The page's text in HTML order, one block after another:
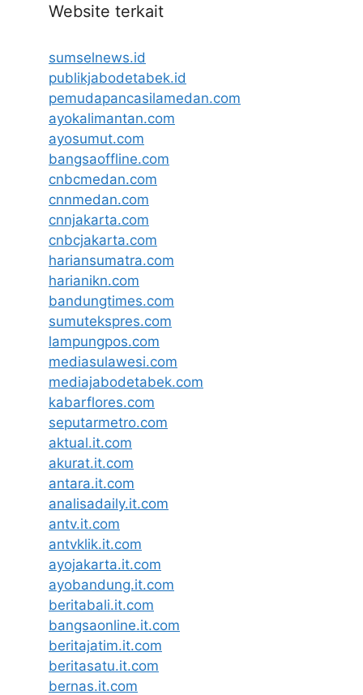
Website terkait
sumselnews.id
publikjabodetabek.id
pemudapancasilamedan.com
ayokalimantan.com
ayosumut.com
bangsaoffline.com
cnbcmedan.com
cnnmedan.com
cnnjakarta.com
cnbcjakarta.com
hariansumatra.com
harianikn.com
bandungtimes.com
sumutekspres.com
lampungpos.com
mediasulawesi.com
mediajabodetabek.com
kabarflores.com
seputarmetro.com
aktual.it.com
akurat.it.com
antara.it.com
analisadaily.it.com
antv.it.com
antvklik.it.com
ayojakarta.it.com
ayobandung.it.com
beritabali.it.com
bangsaonline.it.com
beritajatim.it.com
beritasatu.it.com
bernas.it.com